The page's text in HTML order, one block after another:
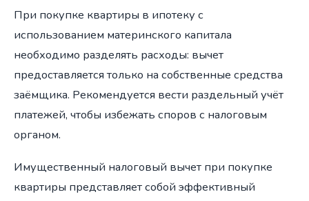
При покупке квартиры в ипотеку с
использованием материнского капитала
необходимо разделять расходы: вычет
предоставляется только на собственные средства
заёмщика. Рекомендуется вести раздельный учёт
платежей, чтобы избежать споров с налоговым
органом.
Имущественный налоговый вычет при покупке
квартиры представляет собой эффективный